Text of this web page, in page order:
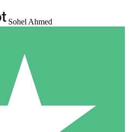
Sohel Ahmed